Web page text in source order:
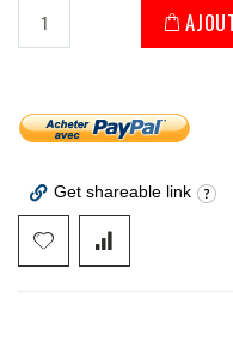
Get shareable link